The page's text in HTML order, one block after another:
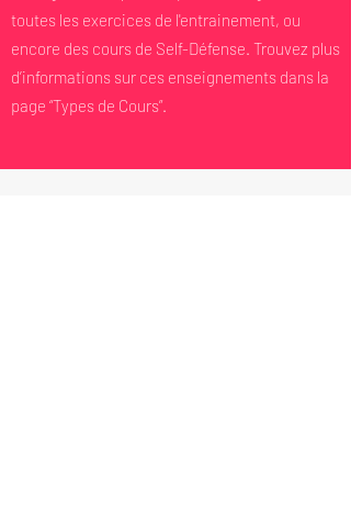
toutes les exercices de l'entrainement, ou
encore des cours de Self-Défense. Trouvez plus
d’informations sur ces enseignements dans la
page “Types de Cours”.